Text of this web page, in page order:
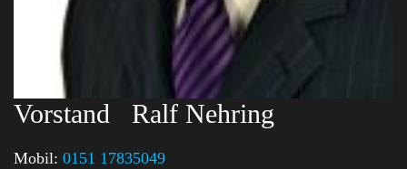
Vorstand Ralf Nehring
Mobil: 0151 17835049